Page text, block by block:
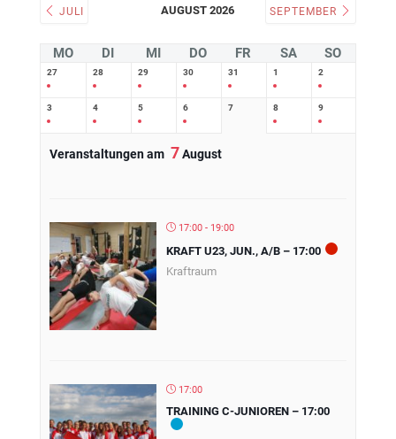
JULI AUGUST 2026 SEPTEMBER
MO DI MI DO FR SA SO
27 28 29 30 31 1 2
3 4 5 6 7 8 9
Veranstaltungen am 7August
17:00 - 19:00
KRAFT U23, JUN., A/B – 17:00
Kraftraum
17:00
TRAINING C-JUNIOREN – 17:00